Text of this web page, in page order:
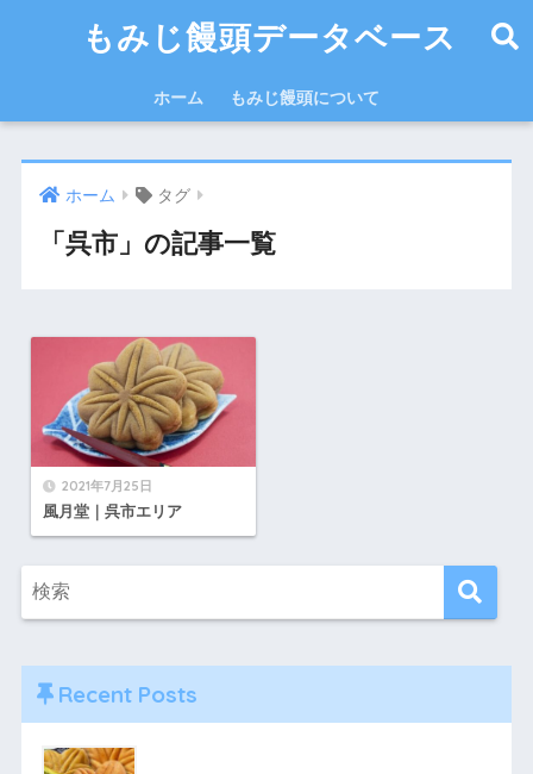
もみじ饅頭データベース
ホーム もみじ饅頭について
ホーム タグ
「呉市」の記事一覧
2021年7月25日
風月堂｜呉市エリア
Recent Posts